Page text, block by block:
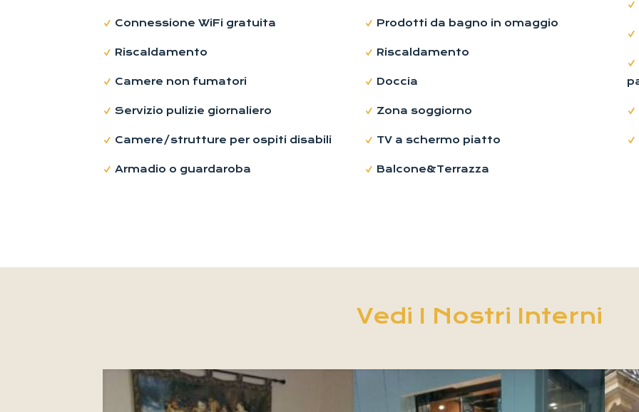
Connessione WiFi gratuita
Riscaldamento
Camere non fumatori
Servizio pulizie giornaliero
Camere/strutture per ospiti disabili
Armadio o guardaroba
Prodotti da bagno in omaggio
Riscaldamento
Doccia
Zona soggiorno
TV a schermo piatto
Balcone&Terrazza
Vedi I Nostri Interni